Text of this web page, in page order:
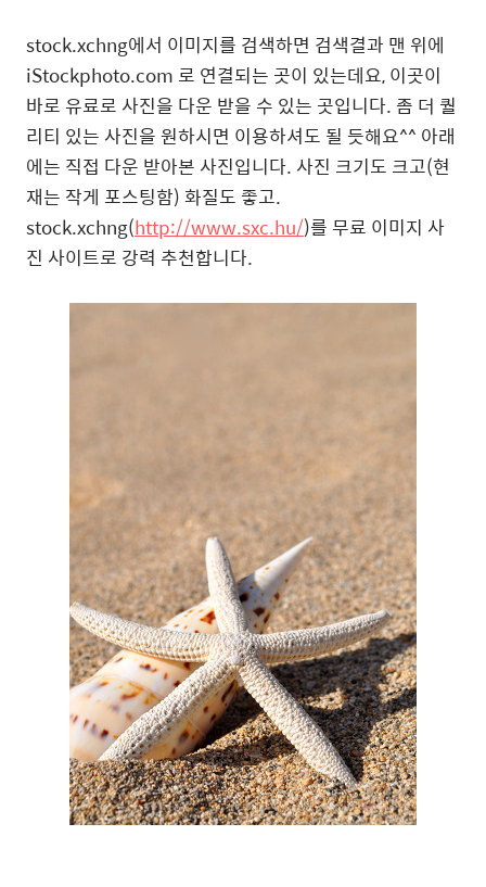
stock.xchng에서 이미지를 검색하면 검색결과 맨 위에
iStockphoto.com 로 연결되는 곳이 있는데요, 이곳이
바로 유료로 사진을 다운 받을 수 있는 곳입니다. 좀 더 퀄
리티 있는 사진을 원하시면 이용하셔도 될 듯해요^^ 아래
에는 직접 다운 받아본 사진입니다. 사진 크기도 크고(현
재는 작게 포스팅함) 화질도 좋고.
stock.xchng(http://www.sxc.hu/)를 무료 이미지 사
진 사이트로 강력 추천합니다.